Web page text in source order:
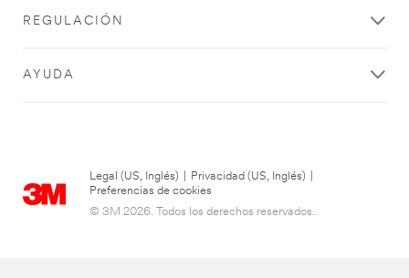
REGULACIÓN
AYUDA
Legal (US, Inglés) Privacidad (US, Inglés)
Preferencias de cookies
© 3M 2026. Todos los derechos reservados..